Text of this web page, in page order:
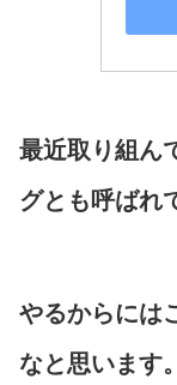
最近取り組ん
グとも呼ばれ
やるからには
なと思います。